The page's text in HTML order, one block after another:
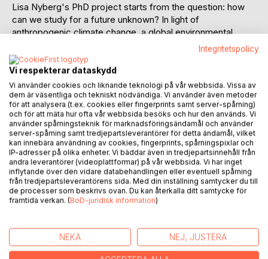
Lisa Nyberg's PhD project starts from the question: how
can we study for a future unknown? In light of
anthropogenic climate change, a global environmental
crisis, and its destabilizing impact on social and economic
systems, there is an urgency to examine how we relate to
the future in our pedagogy; how we anticipate, imagine and
prepare through our teaching and our studies. At the basis
of this research is a teaching practice; the classroom of
aesthetic education at the intersection of study, creative
work and the institution. From this base a performance
practice has developed that draws from lecture
performance and meditation as a quotidian and creative
practice, to create a series of guided meditations. These
are presented as art installations, as sound pieces and as
activities in the classroom. The guided meditations
propose an experiment in how to address the contradiction
of learning for the future, by focusing, intently, on the
Western constructs of utopia as the dominant form of
imagining otherwise, by looking to feminist and de-colonial
Integritetspolicy
Vi respekterar dataskydd
Vi använder cookies och liknande teknologi på vår webbsida. Vissa av
dem är väsentliga och tekniskt nödvändiga. Vi använder även metoder
för att analysera (t.ex. cookies eller fingerprints samt server-spårning)
och för att mäta hur ofta vår webbsida besöks och hur den används. Vi
använder spårningsteknik för marknadsföringsändamål och använder
server-spårning samt tredjepartsleverantörer för detta ändamål, vilket
kan innebära användning av cookies, fingerprints, spårningspixlar och
IP-adresser på olika enheter. Vi bäddar även in tredjepartsinnehåll från
andra leverantörer (videoplattformar) på vår webbsida. Vi har inget
inflytande över den vidare databehandlingen eller eventuell spårning
från tredjepartsleverantörens sida. Med din inställning samtycker du till
de processer som beskrivs ovan. Du kan återkalla ditt samtycke för
framtida verkan. (BoD-juridisk information)
NEKA NEJ, JUSTERA